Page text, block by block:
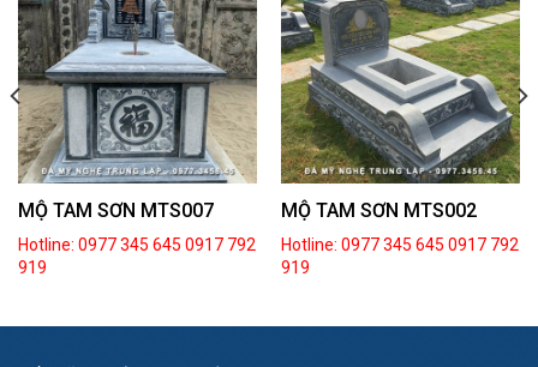
MỘ TAM SƠN MTS007
Hotline: 0977 345 645 0917 792
919
MỘ TAM SƠN MTS002
Hotline: 0977 345 645 0917 792
919